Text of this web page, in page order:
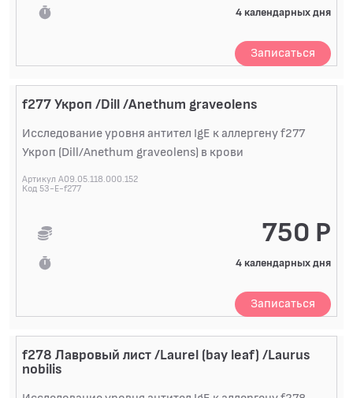
4 календарных дня
Записаться
f277 Укроп /Dill /Anethum graveolens
Исследование уровня антител IgE к аллергену f277
Укроп (Dill/Anethum graveolens) в крови
Артикул A09.05.118.000.152
Код 53-E-f277
750 Р
4 календарных дня
Записаться
f278 Лавровый лист /Laurel (bay leaf) /Laurus
nobilis